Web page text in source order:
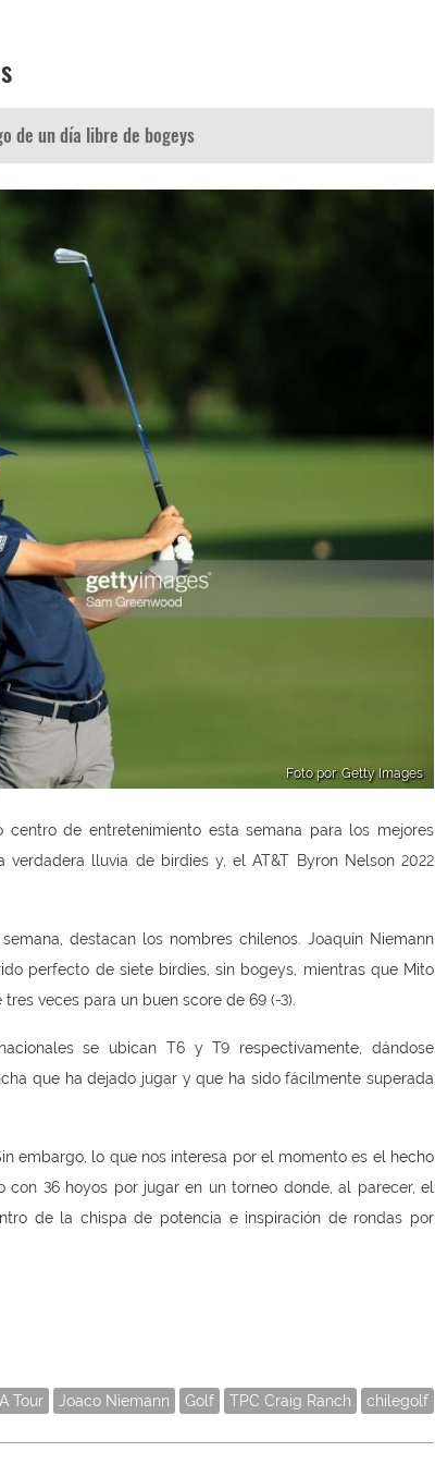
de un día libre de bogeys
Foto por: Getty Images
centro de entretenimiento esta semana para los mejores
lluvia de birdies y, el AT&T Byron Nelson 2022
destacan los nombres chilenos. Joaquín Niemann
perfecto de siete birdies, sin bogeys, mientras que Mito
veces para un buen score de 69 (-3).
se ubican T6 y T9 respectivamente, dándose
que ha dejado jugar y que ha sido fácilmente superada
embargo, lo que nos interesa por el momento es el hecho
36 hoyos por jugar en un torneo donde, al parecer, el
de la chispa de potencia e inspiración de rondas por
Tour Joaco Niemann Golf TPC Craig Ranch chilegolf